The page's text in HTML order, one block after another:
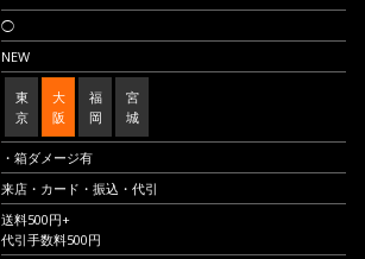
◯
NEW
東
京
大
阪
福
岡
宮
城
・箱ダメージ有
来店・カード・振込・代引
送料500円+
代引手数料500円